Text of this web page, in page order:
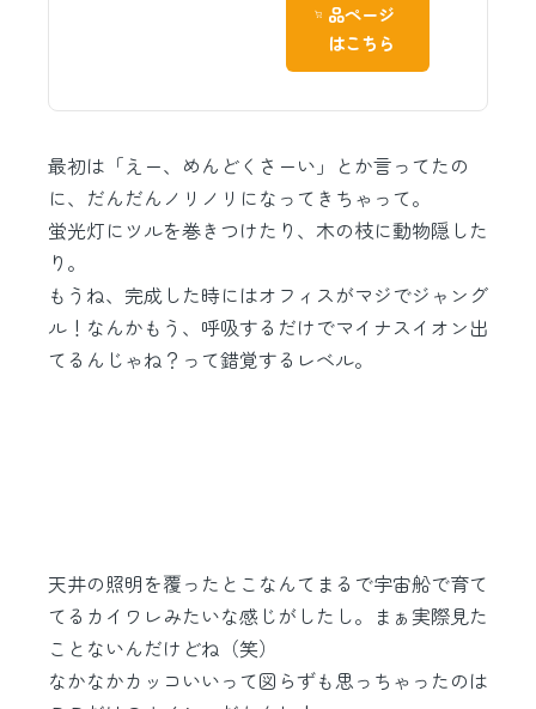
品ページ
はこちら
最初は「えー、めんどくさーい」とか言ってたの
に、だんだんノリノリになってきちゃって。
蛍光灯にツルを巻きつけたり、木の枝に動物隠した
り。
もうね、完成した時にはオフィスがマジでジャング
ル！なんかもう、呼吸するだけでマイナスイオン出
てるんじゃね？って錯覚するレベル。
天井の照明を覆ったとこなんてまるで宇宙船で育て
てるカイワレみたいな感じがしたし。まぁ実際見た
ことないんだけどね（笑）
なかなかカッコいいって図らずも思っちゃったのは